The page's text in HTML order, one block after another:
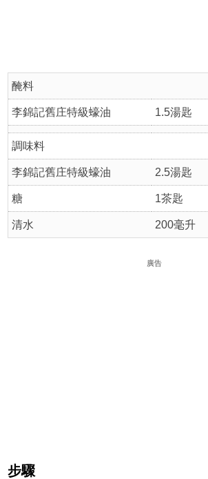
醃料
李錦記舊庄特級蠔油 1.5湯匙
調味料
李錦記舊庄特級蠔油 2.5湯匙
糖 1茶匙
清水 200毫升
廣告
步驟